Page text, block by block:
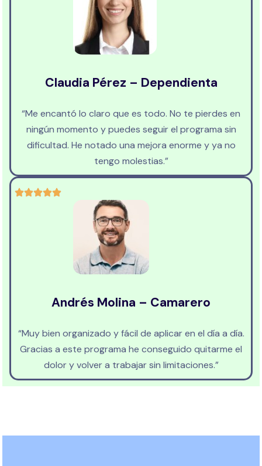
Claudia Pérez – Dependienta
“Me encantó lo claro que es todo. No te pierdes en
ningún momento y puedes seguir el programa sin
dificultad. He notado una mejora enorme y ya no
tengo molestias.”
Andrés Molina – Camarero
“Muy bien organizado y fácil de aplicar en el día a día.
Gracias a este programa he conseguido quitarme el
dolor y volver a trabajar sin limitaciones.”